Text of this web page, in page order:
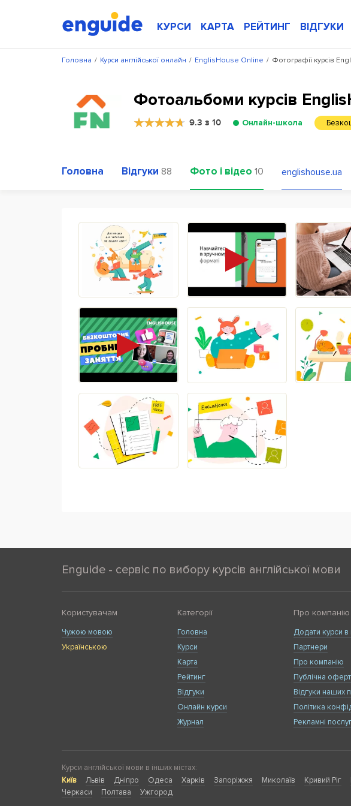
КУРСИ КАРТА РЕЙТИНГ ВІДГУКИ
/
Головна /
Курси англійської онлайн /
EnglisHouse Online Фотографії курсів
Фотоальбоми курсів
9.3 з 10 Онлайн-школа
Головна Відгуки 88 Фото і відео 10 englishouse.ua
Enguide - сервіс по вибору курсів англійської мови
Користувачам
Чужою мовою
Українською
Категорії
Головна
Курси
Карта
Рейтинг
Відгуки
Онлайн курси
Журнал
Про компанію
Додати курси в
Партнери
Про компанію
Публічна
Відгуки наших
Політика
Рекламні
Курси англійської мови в інших містах:
Київ
Львів Дніпро Одеса Харків Запоріжжя Миколаїв Кривий Ріг
Черкаси
Полтава Ужгород